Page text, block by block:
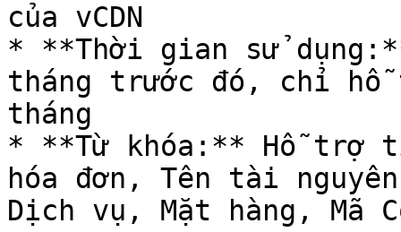
của vCDN
* **Thời gian sử
tháng trước đó, chỉ
tháng
* **Từ khóa:** Hỗ trợ
hóa đơn, Tên tài
Dịch vụ, Mặt hàng, Mã